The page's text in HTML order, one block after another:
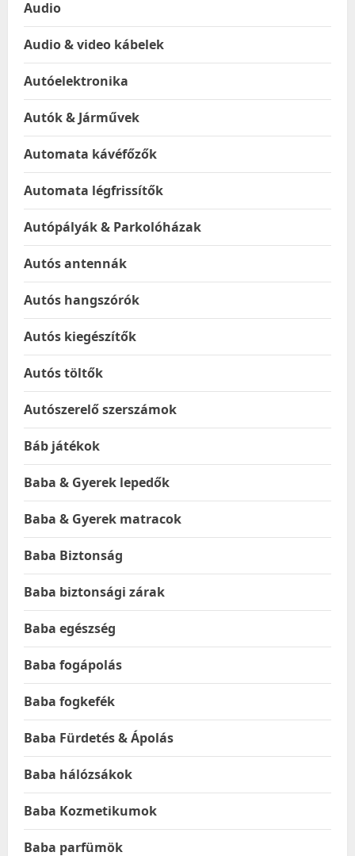
Audio
Audio & video kábelek
Autóelektronika
Autók & Járművek
Automata kávéfőzők
Automata légfrissítők
Autópályák & Parkolóházak
Autós antennák
Autós hangszórók
Autós kiegészítők
Autós töltők
Autószerelő szerszámok
Báb játékok
Baba & Gyerek lepedők
Baba & Gyerek matracok
Baba Biztonság
Baba biztonsági zárak
Baba egészség
Baba fogápolás
Baba fogkefék
Baba Fürdetés & Ápolás
Baba hálózsákok
Baba Kozmetikumok
Baba parfümök